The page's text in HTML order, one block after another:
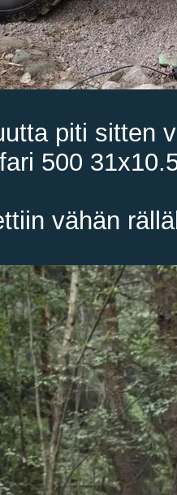
piti sitten
500
vähän